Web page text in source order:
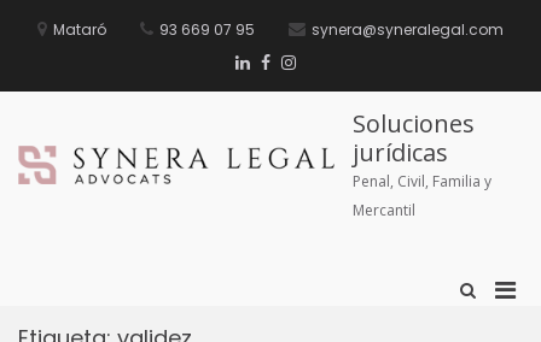
Mataró 93 669 07 95 synera@syneralegal.com
Soluciones
jurídicas
Penal, Civil, Familia y
Mercantil